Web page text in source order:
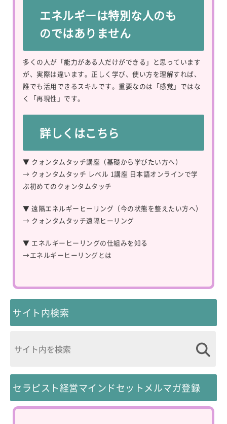
エネルギーは特別な人のも
のではありません
多くの人が「能力がある人だけができる」と思っています
が、実際は違います。正しく学び、使い方を理解すれば、
誰でも活用できるスキルです。重要なのは「感覚」ではな
く「再現性」です。
詳しくはこちら
▼ クォンタムタッチ講座（基礎から学びたい方へ）
→ クォンタムタッチ レベル 1講座 日本語オンラインで学
ぶ初めてのクォンタムタッチ
▼ 遠隔エネルギーヒーリング（今の状態を整えたい方へ）
→ クォンタムタッチ遠隔ヒーリング
▼ エネルギーヒーリングの仕組みを知る
→エネルギーヒーリングとは
サイト内検索
セラピスト経営マインドセットメルマガ登録